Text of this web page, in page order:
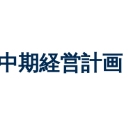
期経営計